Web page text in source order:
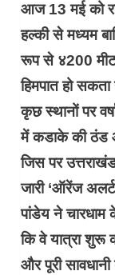
आज 13 मई को
हल्की से मध्यम
रूप से ४200
हिमपात हो
कृछ स्थानों पर
में कडाके की ठंड
जिस पर उत्तराखंड
जारी ‘ऑरेंज
पांडेय ने
कि वे यात्रा शुरू
और पूरी